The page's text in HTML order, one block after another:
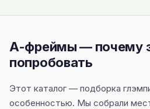
А-фреймы — почему
попробовать
Этот каталог — подборка
особенностью. Мы собрали